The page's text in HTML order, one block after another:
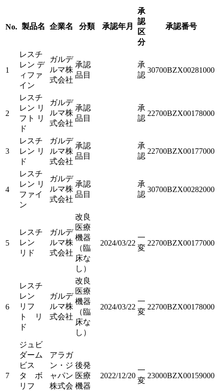
No. 製品名 企業名 分類 承認年月
承
認
区
分
承認番号
1
レスチ
レン デ
ィファ
イン
ガルデ
ルマ株
式会社
承認
品目
承
認
30700BZX00281000
2
レスチ
レン リ
フト リ
ド
ガルデ
ルマ株
式会社
承認
品目
承
認
22700BZX00178000
3
レスチ
レン リ
ド
ガルデ
ルマ株
式会社
承認
品目
承
認
22700BZX00177000
4
レスチ
レン リ
ファイ
ン
ガルデ
ルマ株
式会社
承認
品目
承
認
30700BZX00282000
5
レスチ
レン
リド
ガルデ
ルマ株
式会社
改良
医療
機器
（臨
床な
し）
2024/03/22
一
変
22700BZX00177000
6
レスチ
レン
リフ
ト リ
ド
ガルデ
ルマ株
式会社
改良
医療
機器
（臨
床な
し）
2024/03/22
一
変
22700BZX00178000
7
ジュビ
ダーム
ビス
タ ボ
リフ
アラガ
ン・ジ
ャパン
株式会
後発
医療
機器
2022/12/20
一
変
23000BZX00159000